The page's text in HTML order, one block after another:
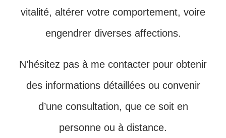
vitalité, altérer votre comportement, voire
engendrer diverses affections.
N’hésitez pas à me contacter pour obtenir
des informations détaillées ou convenir
d’une consultation, que ce soit en
personne ou à distance.